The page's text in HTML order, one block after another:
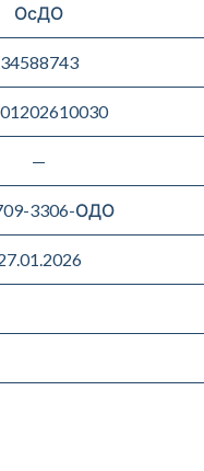
ОсДО
34588743
—
3306-ОДО